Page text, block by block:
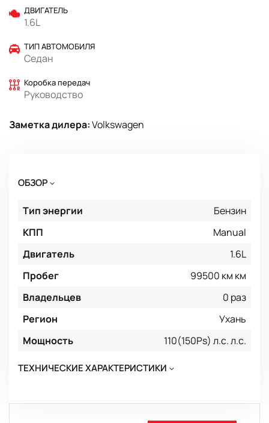
ДВИГАТЕЛЬ
1.6L
ТИП АВТОМОБИЛЯ
Седан
Коробка передач
Руководство
Заметка дилера:Volkswagen
ОБЗОР
Тип энергии
Бензин
КПП
Manual
Двигатель
1.6L
Пробег
99500 км км
Владельцев
0 раз
Регион
Ухань
Мощность
110(150Ps) л.с. л.с.
ТЕХНИЧЕСКИЕ ХАРАКТЕРИСТИКИ